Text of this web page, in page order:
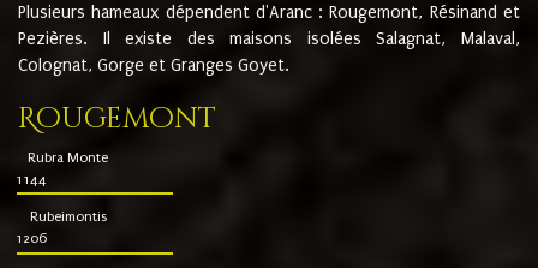
Plusieurs hameaux dépendent d'Aranc : Rougemont, Résinand et
Pezières. Il existe des maisons isolées Salagnat, Malaval,
Colognat, Gorge et Granges Goyet.
Rougemont
Rubra Monte
1144
Rubeimontis
1206